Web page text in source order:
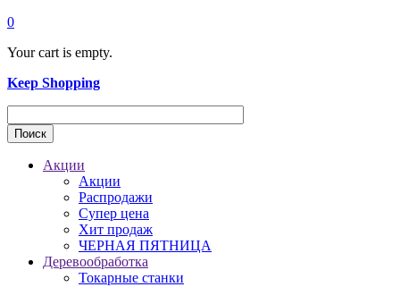
0
Your cart is empty.
Keep Shopping
Акции
Акции
Распродажи
Супер цена
Хит продаж
ЧЕРНАЯ ПЯТНИЦА
Деревообработка
Токарные станки